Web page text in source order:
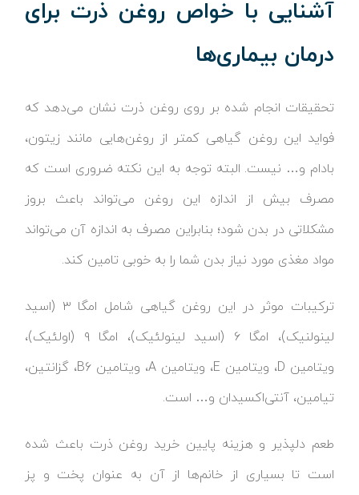
آشنایی با خواص روغن ذرت برای
درمان بیماری‌ها
تحقیقات انجام شده بر روی روغن ذرت نشان می‌دهد که
فواید این روغن گیاهی کمتر از روغن‌هایی مانند زیتون،
بادام و… نیست. البته توجه به این نکته ضروری است که
مصرف بیش از اندازه این روغن می‌تواند باعث بروز
مشکلاتی در بدن شود؛ بنابراین مصرف به اندازه آن می‌تواند
مواد مغذی مورد نیاز بدن شما را به خوبی تامین کند.
ترکیبات موثر در این روغن گیاهی شامل امگا ۳ (اسید
لینولنیک)، امگا ۶ (اسید لینولئیک)، امگا ۹ (اولئیک)،
ویتامین‌ D، ویتامین E، ویتامین A، ویتامین B6، گزانتین،
تیامین، آنتی‌اکسیدان و… است.
طعم دلپذیر و هزینه پایین خرید روغن ذرت باعث شده
است تا بسیاری از خانم‌ها از آن به عنوان پخت و پز